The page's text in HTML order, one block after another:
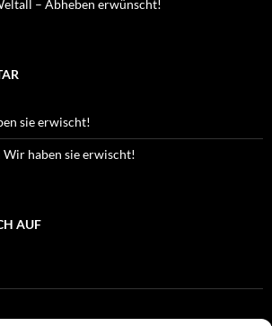
– Abheben erwünscht!
sie erwischt!
Wir haben sie erwischt!
AUF